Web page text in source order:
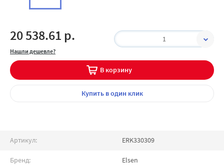
20 538.61 р.
Нашли дешевле?
1
В корзину
Купитьв один клик
Артикул: ERK330309
Бренд: Elsen